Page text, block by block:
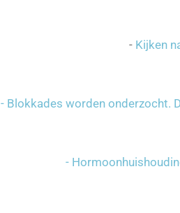
- Kijken
- Blokkades worden onderzocht.
-